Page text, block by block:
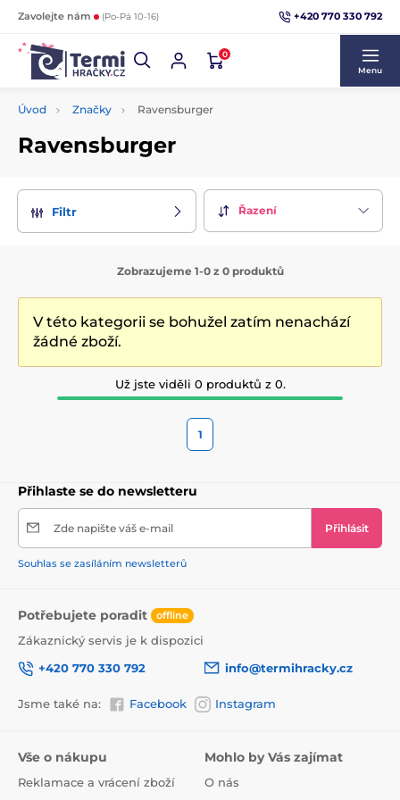
Zavolejte nám (Po-Pá 10-16) +420 770 330 792
0
Menu
Úvod Značky Ravensburger
Ravensburger
Filtr Řazení
Zobrazujeme 1-0 z 0 produktů
V této kategorii se bohužel zatím nenachází
žádné zboží.
Už jste viděli 0 produktů z 0.
1
Přihlaste se do newsletteru
Zde napište váš e-mail Přihlásit
Souhlas se zasíláním newsletterů
Potřebujete poradit offline
Zákaznický servis je k dispozici
+420 770 330 792
info@termihracky.cz
Jsme také na: Facebook Instagram
Vše o nákupu
Reklamace a vrácení zboží
Mohlo by Vás zajímat
O nás